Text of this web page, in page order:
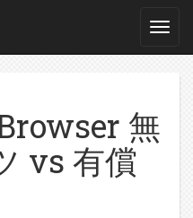
無
vs 有償